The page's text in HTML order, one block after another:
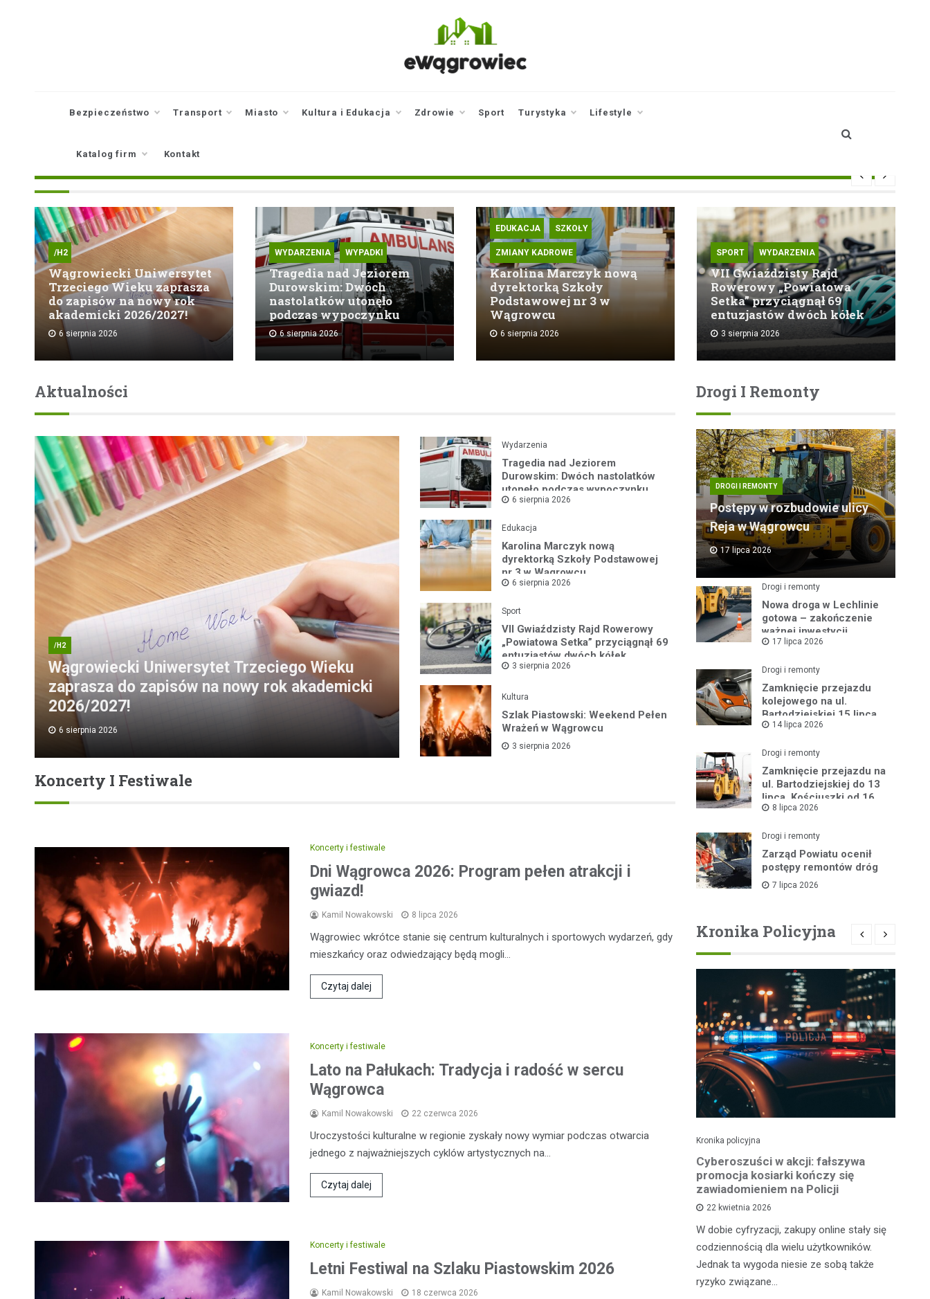
Bezpieczeństwo Transport Miasto Kultura i Edukacja Zdrowie Sport Turystyka Lifestyle
Katalog firm Kontakt
/H2
Wągrowiecki Uniwersytet
Trzeciego Wieku zaprasza
do zapisów na nowy rok
akademicki 2026/2027!
6 sierpnia 2026
WYDARZENIA WYPADKI
Tragedia nad Jeziorem
Durowskim: Dwóch
nastolatków utonęło
podczas wypoczynku
6 sierpnia 2026
EDUKACJA SZKOŁY
ZMIANY KADROWE
Karolina Marczyk nową
dyrektorką Szkoły
Podstawowej nr 3 w
Wągrowcu
6 sierpnia 2026
SPORT WYDARZENIA
VII Gwiaździsty Rajd
Rowerowy „Powiatowa
Setka” przyciągnął 69
entuzjastów dwóch kółek
3 sierpnia 2026
Aktualności
/H2
Wągrowiecki Uniwersytet Trzeciego Wieku
zaprasza do zapisów na nowy rok akademicki
2026/2027!
6 sierpnia 2026
Wydarzenia
Tragedia nad Jeziorem
Durowskim: Dwóch nastolatków
utonęło podczas wypoczynku
6 sierpnia 2026
Edukacja
Karolina Marczyk nową
dyrektorką Szkoły Podstawowej
nr 3 w Wągrowcu
6 sierpnia 2026
Sport
VII Gwiaździsty Rajd Rowerowy
„Powiatowa Setka” przyciągnął 69
entuzjastów dwóch kółek
3 sierpnia 2026
Kultura
Szlak Piastowski: Weekend Pełen
Wrażeń w Wągrowcu
3 sierpnia 2026
Koncerty I Festiwale
Koncerty i festiwale
Dni Wągrowca 2026: Program pełen atrakcji i
gwiazd!
Kamil Nowakowski 8 lipca 2026
Wągrowiec wkrótce stanie się centrum kulturalnych i sportowych wydarzeń, gdy
mieszkańcy oraz odwiedzający będą mogli…
Czytaj dalej
Koncerty i festiwale
Lato na Pałukach: Tradycja i radość w sercu
Wągrowca
Kamil Nowakowski 22 czerwca 2026
Uroczystości kulturalne w regionie zyskały nowy wymiar podczas otwarcia
jednego z najważniejszych cyklów artystycznych na…
Czytaj dalej
Koncerty i festiwale
Letni Festiwal na Szlaku Piastowskim 2026
Kamil Nowakowski 18 czerwca 2026
Drogi I Remonty
DROGI I REMONTY
Postępy w rozbudowie ulicy
Reja w Wągrowcu
17 lipca 2026
Drogi i remonty
Nowa droga w Lechlinie
gotowa – zakończenie
ważnej inwestycji
powiatowej
17 lipca 2026
Drogi i remonty
Zamknięcie przejazdu
kolejowego na ul.
Bartodziejskiej 15 lipca
2026 r.
14 lipca 2026
Drogi i remonty
Zamknięcie przejazdu na
ul. Bartodziejskiej do 13
lipca, Kościuszki od 16
lipca8 lipca 2026
Drogi i remonty
Zarząd Powiatu ocenił
postępy remontów dróg
7 lipca 2026
Kronika Policyjna
Kronika policyjna
Recydywista za kratkami: Sąd ukarał
miało miejsce podczas rutynowej kontroli
Kronika policyjna
Cyberoszuści w akcji: fałszywa
promocja kosiarki kończy się
zawiadomieniem na Policji
22 kwietnia 2026
W dobie cyfryzacji, zakupy online stały się
codziennością dla wielu użytkowników.
Jednak ta wygoda niesie ze sobą także
ryzyko związane…